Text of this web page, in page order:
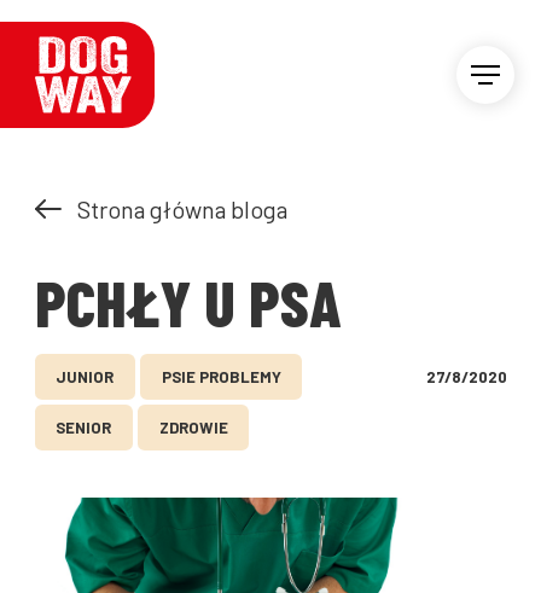
Strona główna bloga
PCHŁY U PSA
JUNIOR PSIE PROBLEMY
SENIOR ZDROWIE
27/8/2020